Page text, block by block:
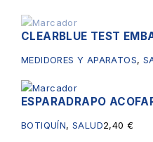
Sin existencias
CLEARBLUE TEST
MEDIDORES Y APARATOS,
ESPARADRAPO
BOTIQUÍN,SALUD2,40€